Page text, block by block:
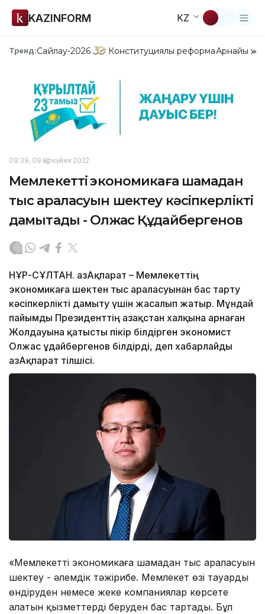
KAZINFORM KZ
Тренд:Сайлау-2026 Конституциялық реформаАрнайы
09:39, 09 Қыркүйек 2022
Мемлекеттің экономикаға шамадан
тыс араласуын шектеу кәсіпкерлікті
дамытады - Олжас Құдайбергенов
НҰР-СҰЛТАН. ҚазАқпарат – Мемлекеттің
экономикаға шектен тыс араласуынан бас тарту
кәсіпкерлікті дамыту үшін жасалып жатыр. Мұндай
пайымды Президенттің Қазақстан халқына арнаған
Жолдауына қатысты пікір білдірген экономист
Олжас Құдайбергенов білдірді, деп хабарлайды
ҚазАқпарат тілшісі.
«Мемлекеттің экономикаға шамадан тыс араласуын
шектеу - әлемдік тәжірибе. Мемлекет өзі тауарды
өндіруден немесе жеке компаниялар көрсете
алатын қызметтерді беруден бас тартады. Бұл